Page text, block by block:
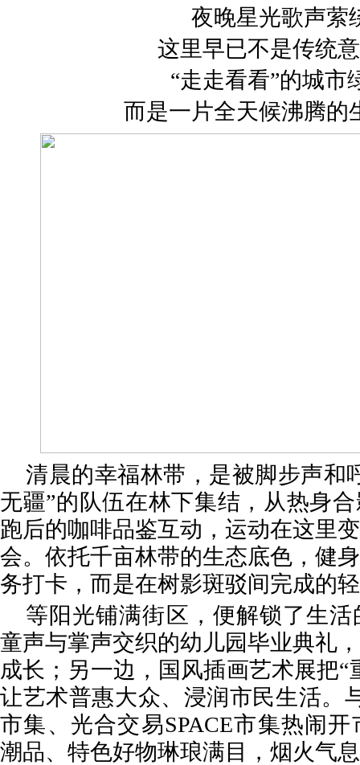
夜晚星光歌声萦
这里早已不是传统
“走走看看”的城市
而是一片全天候沸腾的
清晨的幸福林带，是被脚步声和
无疆”的队伍在林下集结，从热身
跑后的咖啡品鉴互动，运动在这里
会。依托千亩林带的生态底色，健
务打卡，而是在树影斑驳间完成的
等阳光铺满街区，便解锁了生
童声与掌声交织的幼儿园毕业典礼
成长；另一边，国风插画艺术展把“
让艺术普惠大众、浸润市民生活。
市集、光合交易SPACE市集热闹
潮品、特色好物琳琅满目，烟火气